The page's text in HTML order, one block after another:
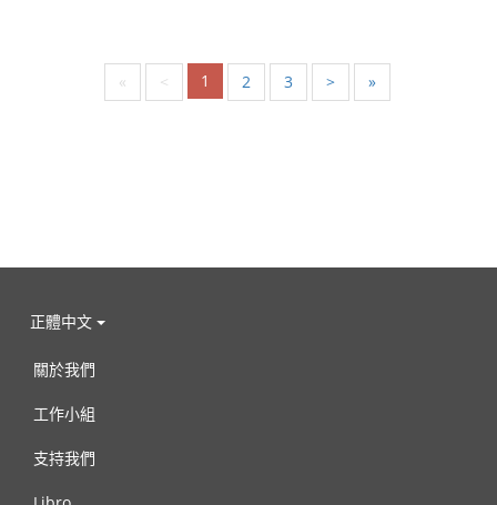
« < 1 2 3 > »
正體中文
關於我們
工作小組
支持我們